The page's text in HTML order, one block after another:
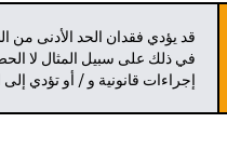
قد يؤدي فقدان الحد الأدنى
في ذلك على سبيل المثال لا
إجراءات قانونية و / أو تؤدي